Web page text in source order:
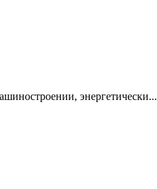
энергетически...